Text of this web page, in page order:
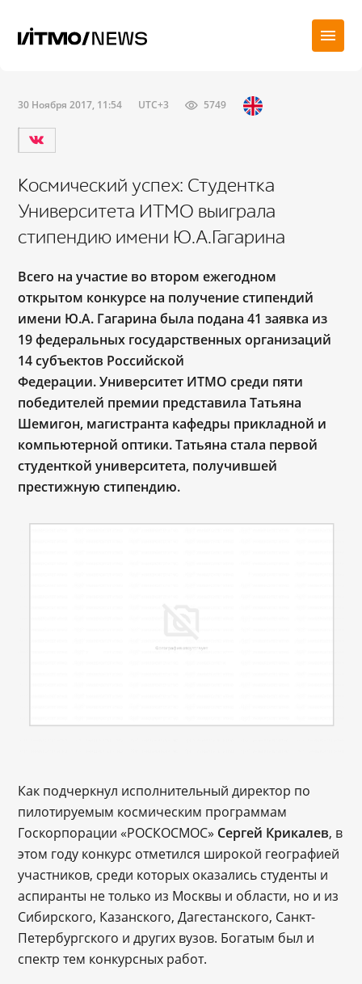
30 Ноября 2017, 11:54 UTC+3 5749
Космический успех: Студентка
Университета ИТМО выиграла
стипендию имени Ю.А.Гагарина
Всего на участие во втором ежегодном
открытом конкурсе на получение стипендий
имени Ю.А. Гагарина была подана 41 заявка из
19 федеральных государственных организаций
14 субъектов Российской
Федерации. Университет ИТМО среди пяти
победителей премии представила Татьяна
Шемигон, магистранта кафедры прикладной и
компьютерной оптики. Татьяна стала первой
студенткой университета, получившей
престижную стипендию.
Как подчеркнул исполнительный директор по
пилотируемым космическим программам
Госкорпорации «РОСКОСМОС» Сергей Крикалев, в
этом году конкурс отметился широкой географией
участников, среди которых оказались студенты и
аспиранты не только из Москвы и области, но и из
Сибирского, Казанского, Дагестанского, Санкт-
Петербургского и других вузов. Богатым был и
спектр тем конкурсных работ.